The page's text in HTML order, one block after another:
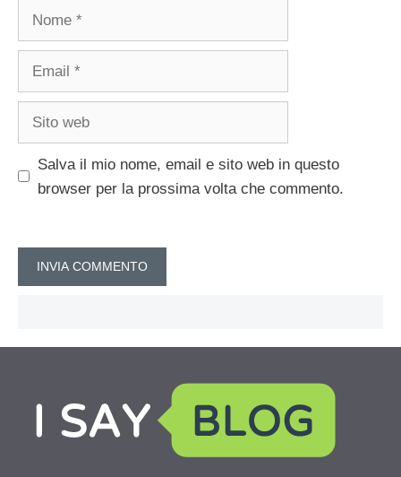
Nome
Email
Sito
Salva il mio nome, email e sito web in questo
browser per la prossima volta che commento.